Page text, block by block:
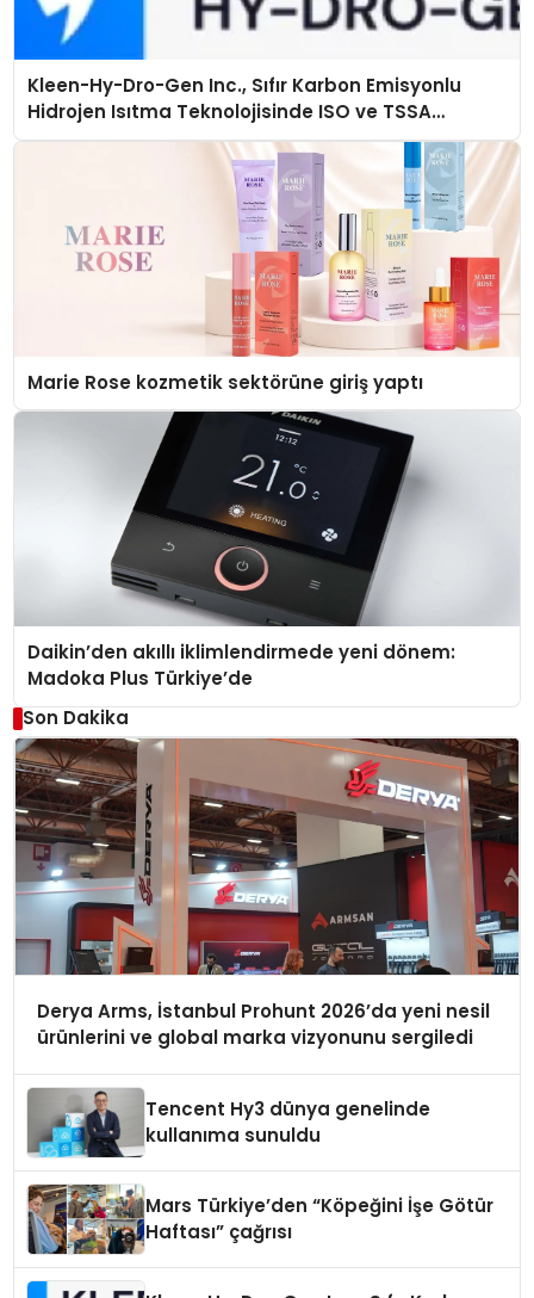
Kleen-Hy-Dro-Gen Inc., Sıfır Karbon Emisyonlu
Hidrojen Isıtma Teknolojisinde ISO ve TSSA
Düzenleyici Onaylarını Aldı
Marie Rose kozmetik sektörüne giriş yaptı
Daikin’den akıllı iklimlendirmede yeni dönem:
Madoka Plus Türkiye’de
Son Dakika
Derya Arms, İstanbul Prohunt 2026’da yeni nesil
ürünlerini ve global marka vizyonunu sergiledi
Tencent Hy3 dünya genelinde
kullanıma sunuldu
Mars Türkiye’den “Köpeğini İşe Götür
Haftası” çağrısı